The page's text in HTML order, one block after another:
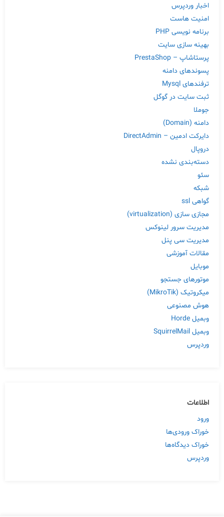
اخبار وردپرس
امنیت هاست
برنامه نویسی PHP
بهینه سازی سایت
پرستاشاپ – PrestaShop
پسوندهای دامنه
ترفندهای Mysql
ثبت سایت در گوگل
جوملا
دامنه (Domain)
دایرکت ادمین – DirectAdmin
دروپال
دسته‌بندی نشده
سئو
شبکه
گواهی ssl
مجازی سازی (virtualization)
مدیریت سرور لینوکس
مدیریت سی پنل
مقالات آموزشی
موبایل
موتورهای جستجو
میکروتیک (MikroTik)
هوش مصنوعی
وبمیل Horde
وبمیل SquirrelMail
وردپرس
اطلاعات
ورود
خوراک ورودی‌ها
خوراک دیدگاه‌ها
وردپرس